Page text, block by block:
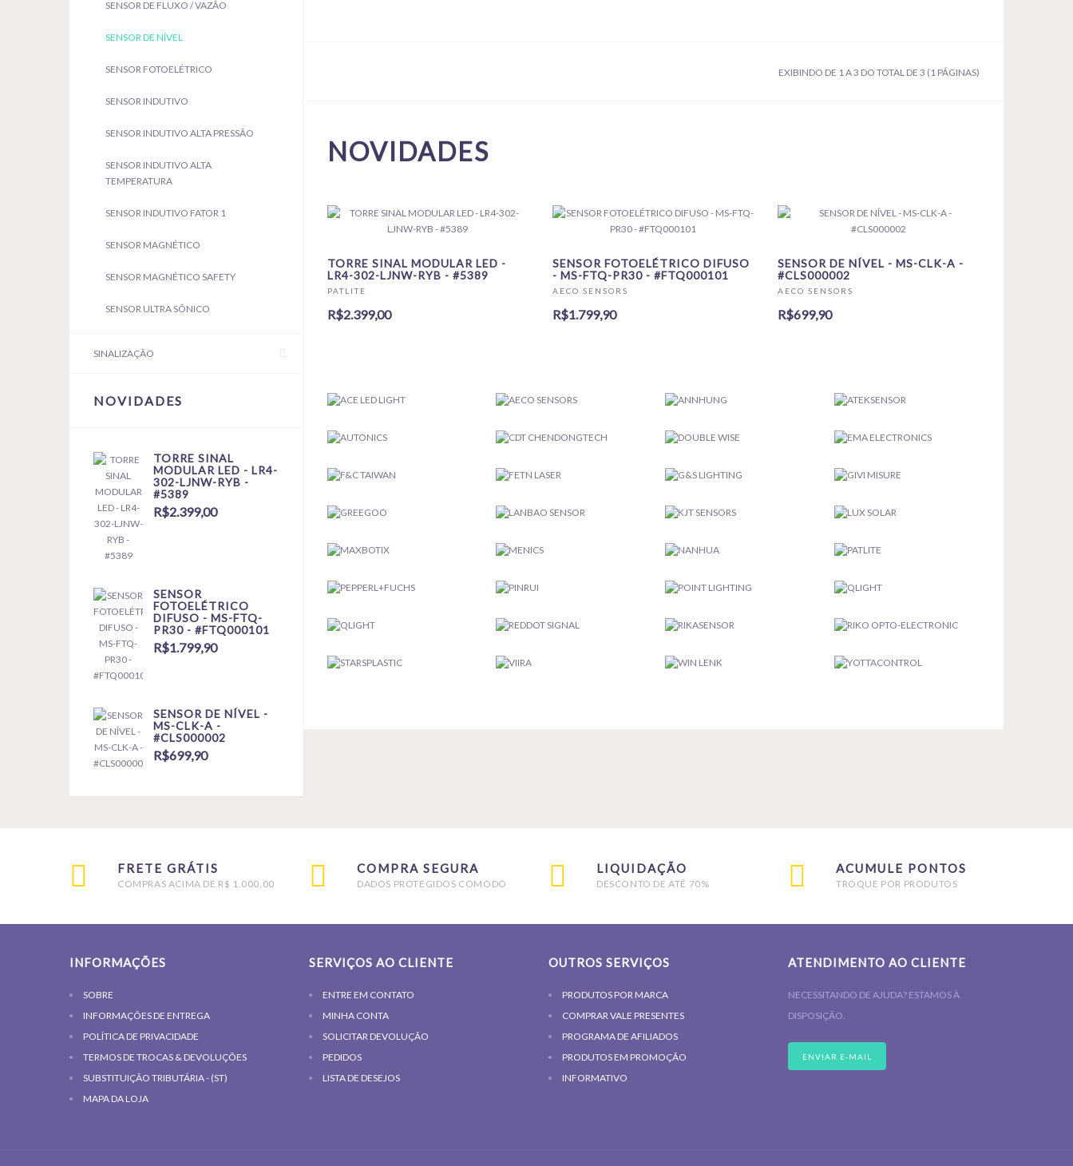
SENSOR DE FLUXO / VAZÃO
SENSOR DE NÍVEL
SENSOR FOTOELÉTRICO
SENSOR INDUTIVO
SENSOR INDUTIVO ALTA PRESSÃO
SENSOR INDUTIVO ALTA
TEMPERATURA
SENSOR INDUTIVO FATOR 1
SENSOR MAGNÉTICO
SENSOR MAGNÉTICO SAFETY
SENSOR ULTRA SÔNICO
SINALIZAÇÃO
NOVIDADES
TORRE SINAL
MODULAR LED - LR4-
302-LJNW-RYB -
#5389
R$2.399,00
SENSOR
FOTOELÉTRICO
DIFUSO - MS-FTQ-
PR30 - #FTQ000101
R$1.799,90
SENSOR DE NÍVEL -
MS-CLK-A -
#CLS000002
R$699,90
EXIBINDO DE 1 A 3 DO TOTAL DE 3 (1 PÁGINAS)
NOVIDADES
TORRE SINAL MODULAR LED -
LR4-302-LJNW-RYB - #5389
PATLITE
R$2.399,00
SENSOR FOTOELÉTRICO DIFUSO
- MS-FTQ-PR30 - #FTQ000101
AECO SENSORS
R$1.799,90
SENSOR DE NÍVEL - MS-CLK-A -
#CLS000002
AECO SENSORS
R$699,90
FRETE GRÁTIS
COMPRAS ACIMA DE R$ 1.000,00
COMPRA SEGURA
DADOS PROTEGIDOS COMODO
LIQUIDAÇÃO
DESCONTO DE ATÉ 70%
ACUMULE PONTOS
TROQUE POR PRODUTOS
INFORMAÇÕES
SOBRE
INFORMAÇÕES DE ENTREGA
POLÍTICA DE PRIVACIDADE
TERMOS DE TROCAS & DEVOLUÇÕES
SUBSTITUIÇÃO TRIBUTÁRIA - (ST)
MAPA DA LOJA
SERVIÇOS AO CLIENTE
ENTRE EM CONTATO
MINHA CONTA
SOLICITAR DEVOLUÇÃO
PEDIDOS
LISTA DE DESEJOS
OUTROS SERVIÇOS
PRODUTOS POR MARCA
COMPRAR VALE PRESENTES
PROGRAMA DE AFILIADOS
PRODUTOS EM PROMOÇÃO
INFORMATIVO
ATENDIMENTO AO CLIENTE
NECESSITANDO DE AJUDA? ESTAMOS À
DISPOSIÇÃO.
ENVIAR E-MAIL